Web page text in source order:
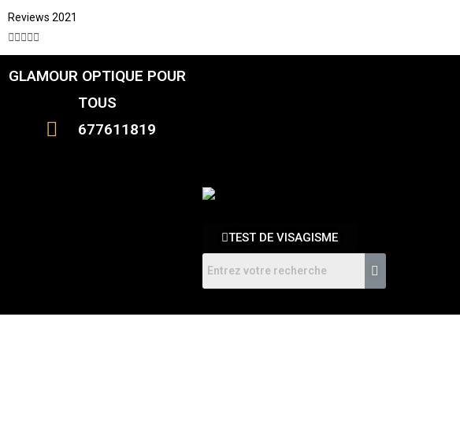
Reviews 2021

GLAMOUR OPTIQUE POUR
TOUS
677611819
TEST DE VISAGISME